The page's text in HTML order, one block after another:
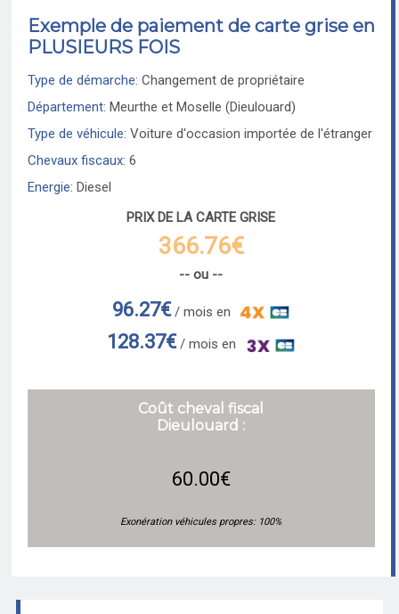
Exemple de paiement de carte grise en
PLUSIEURS FOIS
Type de démarche: Changement de propriétaire
Département: Meurthe et Moselle (Dieulouard)
Type de véhicule: Voiture d'occasion importée de l'étranger
Chevaux fiscaux: 6
Energie: Diesel
PRIX DE LA CARTE GRISE
366.76€
-- ou --
96.27€/ mois en
128.37€/ mois en
Coût cheval fiscal
Dieulouard :
60.00€
Exonération véhicules propres: 100%